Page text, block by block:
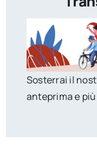
Sosterrai il
anteprima e